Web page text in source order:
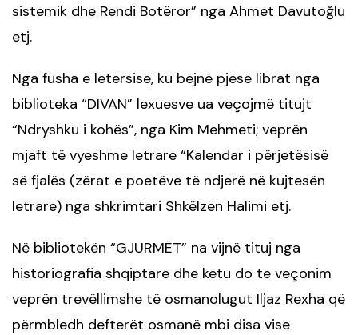
sistemik dhe Rendi Botëror” nga Ahmet Davutoğlu
etj.
Nga fusha e letërsisë, ku bëjnë pjesë librat nga
biblioteka “DIVAN” lexuesve ua veçojmë titujt
“Ndryshku i kohës”, nga Kim Mehmeti; veprën
mjaft të vyeshme letrare “Kalendar i përjetësisë
së fjalës (zërat e poetëve të ndjerë në kujtesën
letrare) nga shkrimtari Shkëlzen Halimi etj.
Në bibliotekën “GJURMËT” na vijnë tituj nga
historiografia shqiptare dhe këtu do të veçonim
veprën trevëllimshe të osmanolugut Iljaz Rexha që
përmbledh defterët osmanë mbi disa vise